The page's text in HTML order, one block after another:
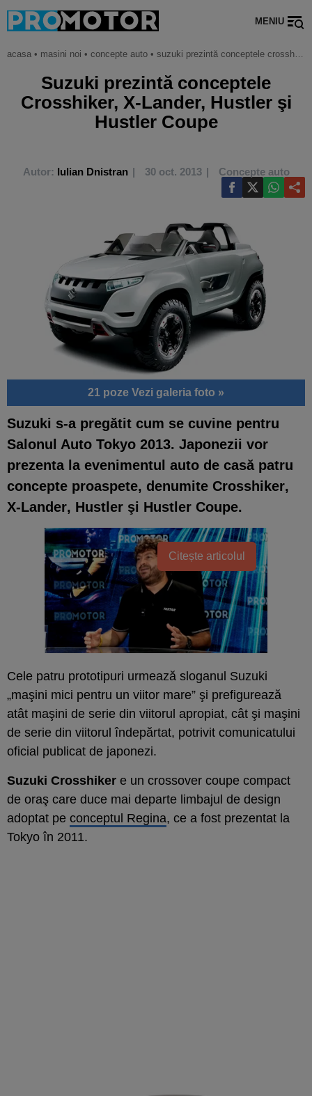
MENIU
acasa • masini noi • concepte auto • suzuki prezintă conceptele crosshiker, x-lander, hustler şi hustler coupe
Suzuki prezintă conceptele
Crosshiker, X-Lander, Hustler şi
Hustler Coupe
Autor: Iulian Dnistran 30 oct. 2013 Concepte auto
21 poze Vezi galeria foto »
Suzuki s-a pregătit cum se cuvine pentru
Salonul Auto Tokyo 2013. Japonezii vor
prezenta la evenimentul auto de casă patru
concepte proaspete, denumite Crosshiker,
X-Lander, Hustler şi Hustler Coupe.
Citește articolul
Cele patru prototipuri urmează sloganul Suzuki
„maşini mici pentru un viitor mare” şi prefigurează
atât maşini de serie din viitorul apropiat, cât şi maşini
de serie din viitorul îndepărtat, potrivit comunicatului
oficial publicat de japonezi.
Suzuki Crosshiker e un crossover coupe compact
de oraş care duce mai departe limbajul de design
adoptat pe conceptul Regina, ce a fost prezentat la
Tokyo în 2011.